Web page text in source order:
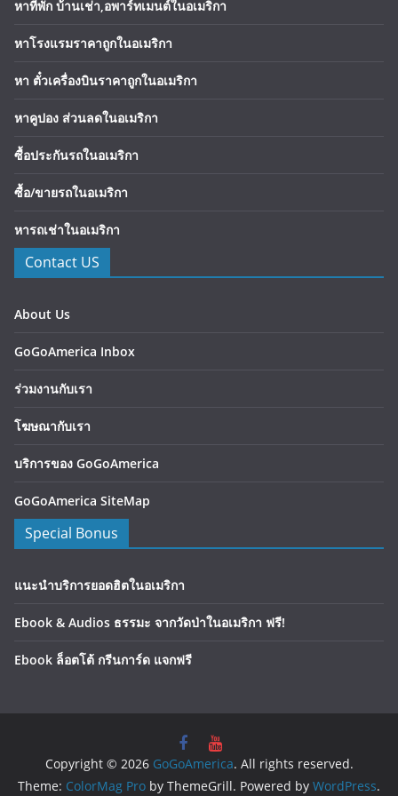
หาที่พัก บ้านเช่า,อพาร์ทเมนต์ในอเมริกา
หาโรงแรมราคาถูกในอเมริกา
หา ตั๋วเครื่องบินราคาถูกในอเมริกา
หาคูปอง ส่วนลดในอเมริกา
ซื้อประกันรถในอเมริกา
ซื้อ/ขายรถในอเมริกา
หารถเช่าในอเมริกา
Contact US
About Us
GoGoAmerica Inbox
ร่วมงานกับเรา
โฆษณากับเรา
บริการของ GoGoAmerica
GoGoAmerica SiteMap
Special Bonus
แนะนำบริการยอดฮิตในอเมริกา
Ebook & Audios ธรรมะ จากวัดป่าในอเมริกา ฟรี!
Ebook ล็อตโต้ กรีนการ์ด แจกฟรี
Copyright © 2026 GoGoAmerica. All rights reserved.
Theme: ColorMag Pro by ThemeGrill. Powered by WordPress.